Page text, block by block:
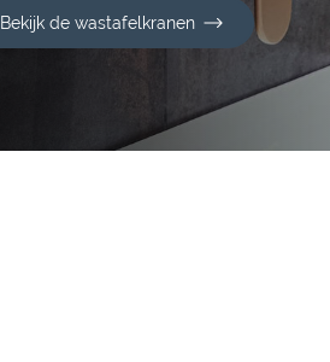
Bekijk de wastafelkranen